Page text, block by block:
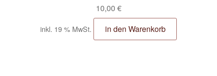
10,00 €
inkl. 19 % MwSt. in den Warenkorb